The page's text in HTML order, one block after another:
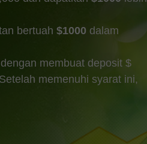
bertuah $1000 dalam
membuat deposit $
memenuhi syarat ini,